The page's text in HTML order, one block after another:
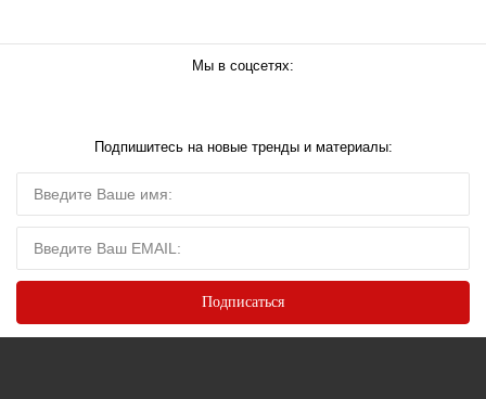
Мы в соцсетях:
Подпишитесь на новые тренды и материалы: